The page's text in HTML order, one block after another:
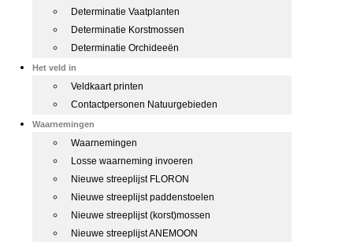
Determinatie Vaatplanten
Determinatie Korstmossen
Determinatie Orchideeën
Het veld in
Veldkaart printen
Contactpersonen Natuurgebieden
Waarnemingen
Waarnemingen
Losse waarneming invoeren
Nieuwe streeplijst FLORON
Nieuwe streeplijst paddenstoelen
Nieuwe streeplijst (korst)mossen
Nieuwe streeplijst ANEMOON